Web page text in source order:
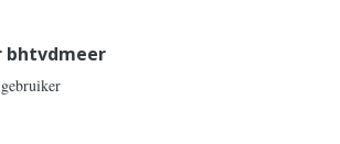
bhtvdmeer